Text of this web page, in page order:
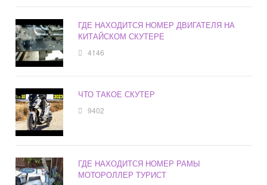
ГДЕ НАХОДИТСЯ НОМЕР ДВИГАТЕЛЯ НА
КИТАЙСКОМ СКУТЕРЕ
4146
ЧТО ТАКОЕ СКУТЕР
9402
ГДЕ НАХОДИТСЯ НОМЕР РАМЫ
МОТОРОЛЛЕР ТУРИСТ